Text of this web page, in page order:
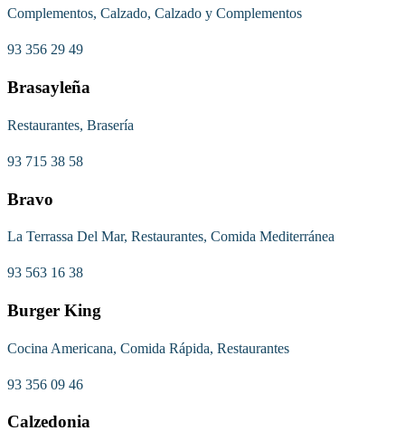
Complementos, Calzado, Calzado y Complementos
93 356 29 49
Brasayleña
Restaurantes, Brasería
93 715 38 58
Bravo
La Terrassa Del Mar, Restaurantes, Comida Mediterránea
93 563 16 38
Burger King
Cocina Americana, Comida Rápida, Restaurantes
93 356 09 46
Calzedonia